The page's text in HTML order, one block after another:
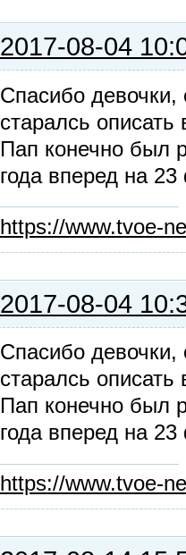
2017-08-04
Спасибо
старалсь
Пап конечно был
года вперед на
https://www.tvoe-
2017-08-04
Спасибо
старалсь
Пап конечно был
года вперед на
https://www.tvoe-